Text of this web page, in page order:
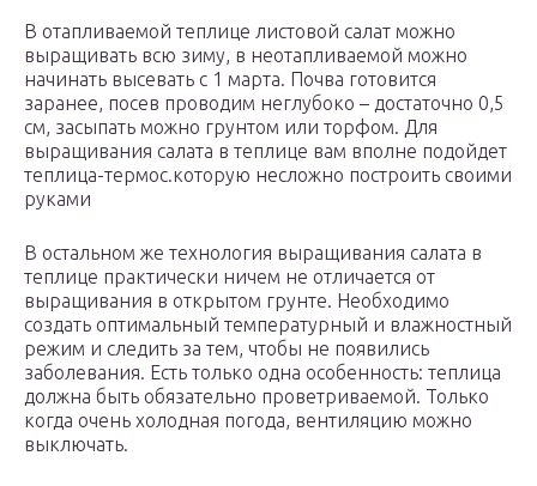
В отапливаемой теплице листовой салат можно
выращивать всю зиму, в неотапливаемой можно
начинать высевать с 1 марта. Почва готовится
заранее, посев проводим неглубоко – достаточно 0,5
см, засыпать можно грунтом или торфом. Для
выращивания салата в теплице вам вполне подойдет
теплица-термос.которую несложно построить своими
руками
В остальном же технология выращивания салата в
теплице практически ничем не отличается от
выращивания в открытом грунте. Необходимо
создать оптимальный температурный и влажностный
режим и следить за тем, чтобы не появились
заболевания. Есть только одна особенность: теплица
должна быть обязательно проветриваемой. Только
когда очень холодная погода, вентиляцию можно
выключать.